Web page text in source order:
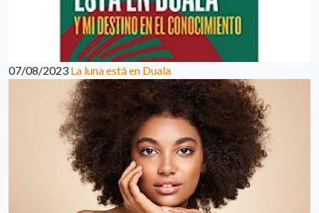
07/08/2023 La luna está en Duala